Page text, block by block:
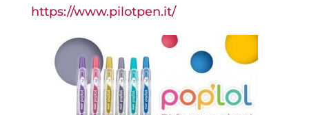
https://www.pilotpen.it/